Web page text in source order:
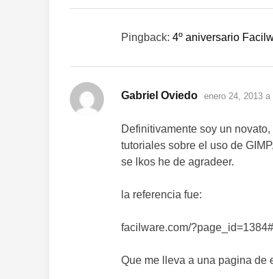
Pingback: 4º aniversario
Gabriel Oviedo dice:
enero 24, 2013
Definitivamente soy un
tutoriales sobre el uso de
se lkos he de agradeer.
la referencia fue:
facilware.com/
Que me lleva a una pagina de